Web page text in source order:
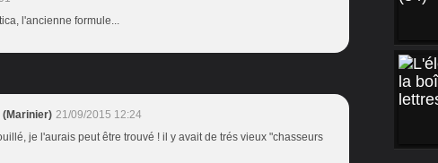
l'ancienne formule...
(Marinier) 21/09/2015 12:24
je l'aurais peut être trouvé ! il y avait de trés vieux "chasseurs